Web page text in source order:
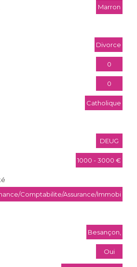
Marron
Divorce
0
0
Catholique
DEUG
1000 - 3000 €
Comptabilite/Assurance/Immobi
Besançon,
Oui